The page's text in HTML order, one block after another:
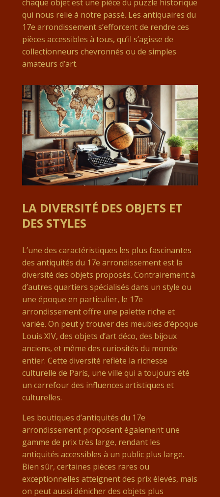
chaque objet est une pièce du puzzle historique
qui nous relie à notre passé. Les antiquaires du
17e arrondissement s’efforcent de rendre ces
pièces accessibles à tous, qu’il s’agisse de
collectionneurs chevronnés ou de simples
amateurs d’art.
LA DIVERSITÉ DES OBJETS ET
DES STYLES
L’une des caractéristiques les plus fascinantes
des antiquités du 17e arrondissement est la
diversité des objets proposés. Contrairement à
d’autres quartiers spécialisés dans un style ou
une époque en particulier, le 17e
arrondissement offre une palette riche et
variée. On peut y trouver des meubles d’époque
Louis XIV, des objets d’art déco, des bijoux
anciens, et même des curiosités du monde
entier. Cette diversité reflète la richesse
culturelle de Paris, une ville qui a toujours été
un carrefour des influences artistiques et
culturelles.
Les boutiques d’antiquités du 17e
arrondissement proposent également une
gamme de prix très large, rendant les
antiquités accessibles à un public plus large.
Bien sûr, certaines pièces rares ou
exceptionnelles atteignent des prix élevés, mais
on peut aussi dénicher des objets plus